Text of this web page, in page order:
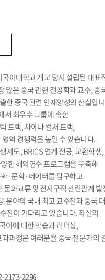
어대학교 개교 당시 설립된 대표
많은 중국 관련 전공학과 교수, 중
한 중국 관련 인재양성의 산실입
서 최우수 그룹에 속한
트랙, 차이나 컬처 트랙,
역 경쟁력을 높일 수 있습니다.
제도, BRICS 연계 전공, 교환학생,
한 해외연수 프로그램을 구축해
·문학·데이터를 탐구하고
화교류 및 전지구적 선린관계 발
분야의 국내 최고 교수진과 중국
진이 기다리고 있습니다. 최신의
어에 대한 학습과 리더십,
과정은 여러분을 중국 전문가의
2173-2296